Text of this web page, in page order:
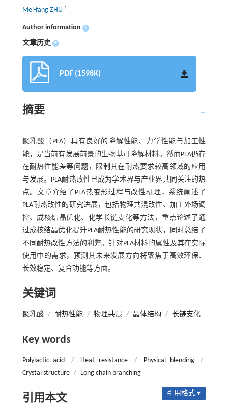
Mei-fang ZHU 1
Author information +
文章历史 +
PDF (1598K)
摘要
聚乳酸（PLA）具有良好的降解性能、力学性能与加工性
能，是当前有发展前景的生物基可降解材料。然而PLA仍存
在耐热性能差等问题，限制其在耐热要求较高领域的应用
与发展。PLA耐热改性已成为学术界与产业界共同关注的热
点。文章介绍了PLA热变形过程与改性机理，系统阐述了
PLA耐热改性的研究进展，包括物理共混改性、加工外场调
控、成核结晶优化、化学长链支化等方法，重点论述了通
过成核结晶优化提升PLA耐热性能的研究现状，同时总结了
不同耐热改性方法的利弊。针对PLA材料的属性及其在实际
使用中的需求，预测其未来发展方向将聚焦于高效环保、
长效稳定、复合功能等方面。
关键词
聚乳酸 / 耐热性能 / 物理共混 / 晶体结构 / 长链支化
Key words
Polylactic acid / Heat resistance / Physical blending
/
Crystal structure / Long chain branching
引用本文 引用格式 ▾